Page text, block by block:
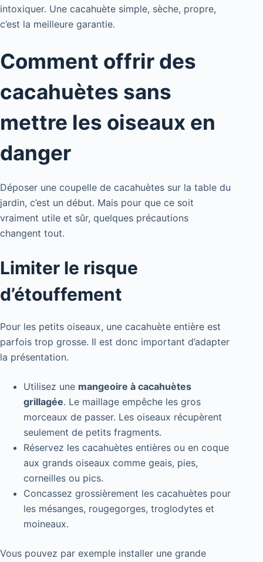
intoxiquer. Une cacahuète simple, sèche, propre,
c’est la meilleure garantie.
Comment offrir des
cacahuètes sans
mettre les oiseaux en
danger
Déposer une coupelle de cacahuètes sur la table du
jardin, c’est un début. Mais pour que ce soit
vraiment utile et sûr, quelques précautions
changent tout.
Limiter le risque
d’étouffement
Pour les petits oiseaux, une cacahuète entière est
parfois trop grosse. Il est donc important d’adapter
la présentation.
Utilisez une mangeoire à cacahuètes
grillagée. Le maillage empêche les gros
morceaux de passer. Les oiseaux récupèrent
seulement de petits fragments.
Réservez les cacahuètes entières ou en coque
aux grands oiseaux comme geais, pies,
corneilles ou pics.
Concassez grossièrement les cacahuètes pour
les mésanges, rougegorges, troglodytes et
moineaux.
Vous pouvez par exemple installer une grande